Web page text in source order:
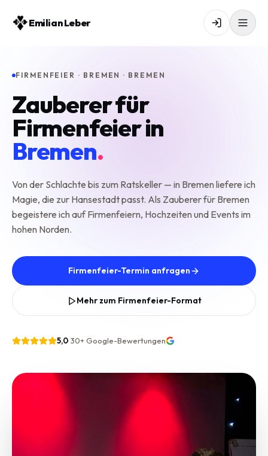
Emilian Leber
FIRMENFEIER · BREMEN · BREMEN
Zauberer für
Firmenfeier in
Bremen.
Von der Schlachte bis zum Ratskeller — in Bremen liefere ich
Magie, die zur Hansestadt passt. Als Zauberer für Bremen
begeistere ich auf Firmenfeiern, Hochzeiten und Events im
hohen Norden.
Firmenfeier-Termin anfragen
Mehr zum Firmenfeier-Format
5,0·30+Google-Bewertungen